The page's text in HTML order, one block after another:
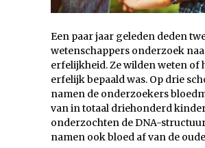
Een paar jaar geleden deden
wetenschappers onderzoek
erfelijkheid. Ze wilden weten of
erfelijk bepaald was. Op drie
namen de onderzoekers
van in totaal driehonderd
onderzochten de DNA-
namen ook bloed af van de